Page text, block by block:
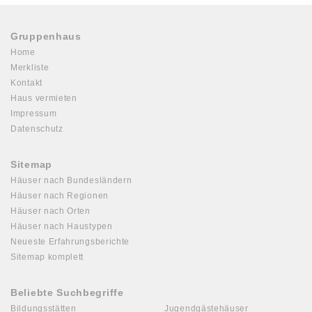
Gruppenhaus
Home
Merkliste
Kontakt
Haus vermieten
Impressum
Datenschutz
Sitemap
Häuser nach Bundesländern
Häuser nach Regionen
Häuser nach Orten
Häuser nach Haustypen
Neueste Erfahrungsberichte
Sitemap komplett
Beliebte Suchbegriffe
Bildungsstätten Jugendgästehäuser